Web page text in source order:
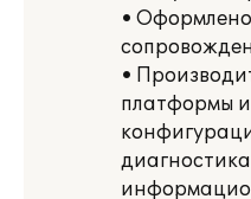
• Оформлено
•
платформы